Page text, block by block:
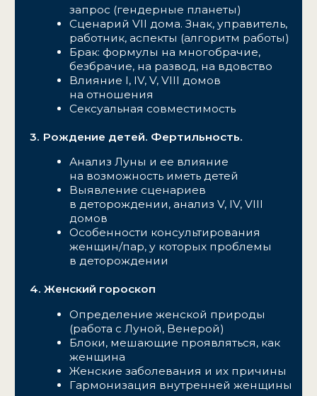
4 модуля
8 вебинаров с Натальей
Чекутовой
1 вебинар с куратором
Проверка заданий —
до 15 сентября 2026 года
Чат с куратором — до 31 августа
ПЕРСОНАЛЬНЫЙ
4 модуля
8 вебинаров с Натальей
Чекутовой
1 вебинар с куратором
Проверка заданий —
Чат с куратором — до 31 августа
Сертификат
4 мастермайнда в мини-
группах (до 10 человек)
Видеозапись «Соляр»
Доступ к материалам — 1 год
с даты старта курса
ВИП